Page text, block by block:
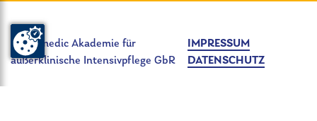
© Pelimedic Akademie für
außerklinische Intensivpflege GbR
IMPRESSUM
DATENSCHUTZ